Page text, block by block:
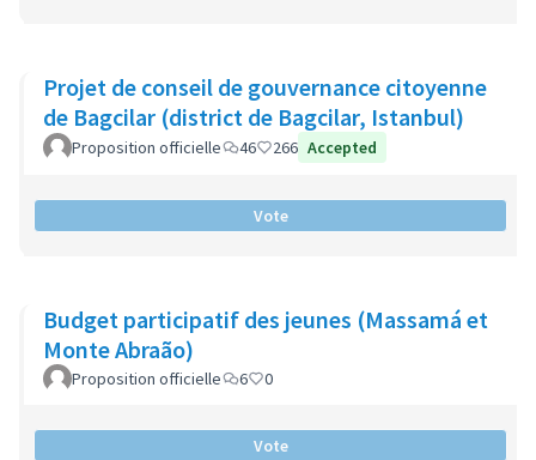
Projet de conseil de gouvernance citoyenne
de Bagcilar (district de Bagcilar, Istanbul)
Proposition officielle 46 266 Accepted
Vote
Budget participatif des jeunes (Massamá et
Monte Abraão)
Proposition officielle 6 0
Vote